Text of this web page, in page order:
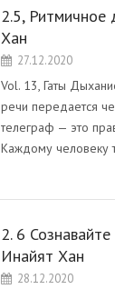
2.5, Ритмичное
Хан
27.12.2020
Vol. 13, Гаты
речи передается
телеграф — это
Каждому человеку
2. 6
Инайят Хан
28.12.2020